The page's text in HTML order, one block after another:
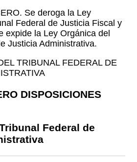
Se deroga la Ley
Federal de Justicia Fiscal y
expide la Ley Orgánica del
Justicia Administrativa.
TRIBUNAL FEDERAL DE
DISPOSICIONES
Federal de